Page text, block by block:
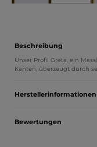
Beschreibung
Unser Profil Greta, ein
Kanten, überzeugt durch
Herstellerinformationen
Bewertungen